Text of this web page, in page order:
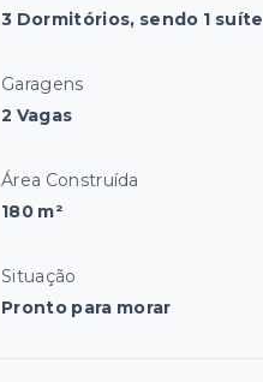
3 Dormitórios, sendo 1 suíte
Garagens
2 Vagas
Área Construída
180 m²
Situação
Pronto para morar